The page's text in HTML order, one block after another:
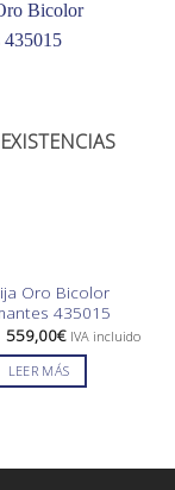
Oro Bicolor
435015
El
precio
original
era:
658,00€.
559,00€El
precio
actual
es:
559,00€.
IVA incluido
LEER MÁS